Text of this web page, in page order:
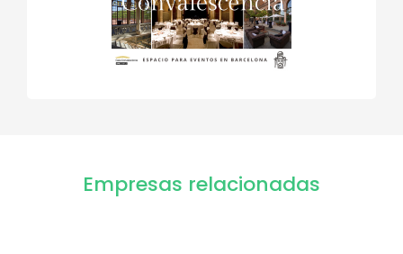
Empresas relacionadas